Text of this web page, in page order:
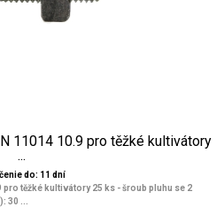
11014 10.9 pro těžké kultivátory
...
do: 11 dní
pro těžké kultivátory 25 ks - šroub pluhu se 2
30 ...